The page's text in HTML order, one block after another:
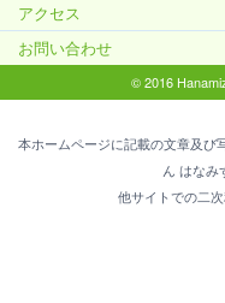
アクセス
お問い合わせ
© 2016
本ホームページに記載の文章及び
ん はなみ
他サイトでの二